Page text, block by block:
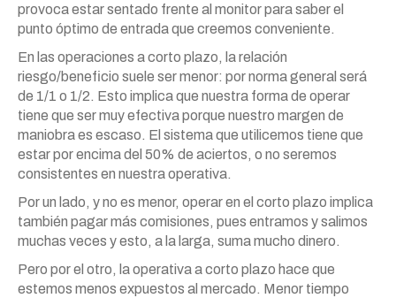
provoca estar sentado frente al monitor para saber el
punto óptimo de entrada que creemos conveniente.
En las operaciones a corto plazo, la relación
riesgo/beneficio suele ser menor: por norma general será
de 1/1 o 1/2. Esto implica que nuestra forma de operar
tiene que ser muy efectiva porque nuestro margen de
maniobra es escaso. El sistema que utilicemos tiene que
estar por encima del 50% de aciertos, o no seremos
consistentes en nuestra operativa.
Por un lado, y no es menor, operar en el corto plazo implica
también pagar más comisiones, pues entramos y salimos
muchas veces y esto, a la larga, suma mucho dinero.
Pero por el otro, la operativa a corto plazo hace que
estemos menos expuestos al mercado. Menor tiempo